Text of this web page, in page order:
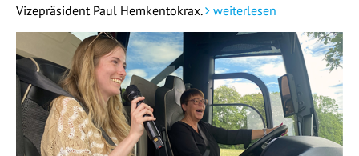
Vizepräsident Paul Hemkentokrax.
weiterlesen